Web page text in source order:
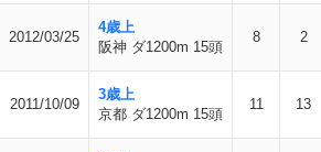
2012/03/25
4歳上
阪神 ダ1200m 15頭
8 2
2011/10/09
3歳上
京都 ダ1200m 15頭
11 13